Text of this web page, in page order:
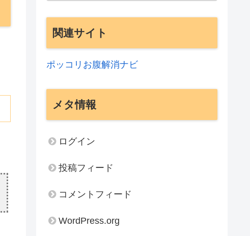
関連サイト
ポッコリお腹解消ナビ
メタ情報
ログイン
投稿フィード
コメントフィード
WordPress.org